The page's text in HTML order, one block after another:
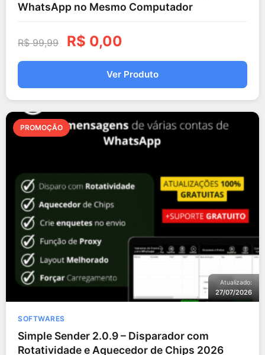
WhatsApp no Mesmo Computador
R$99,99 R$ 0,00
Ver Produto
PROMOÇÃO
Atualizado:
27/07/2026
SOFTWARES
Simple Sender 2.0.9 – Disparador com
Rotatividade e Aquecedor de Chips 2026